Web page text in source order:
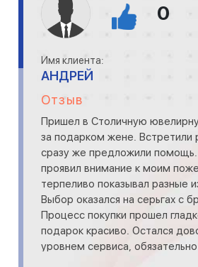
0
Имя клиента:
АНДРЕЙ
Отзыв
Пришел в Столичную
за подарком жене. Встретили
сразу же предложили помощь.
проявил внимание к моим
терпеливо показывал разные
Выбор оказался на серьгах с
Процесс покупки прошел
подарок красиво. Остался
уровнем сервиса,